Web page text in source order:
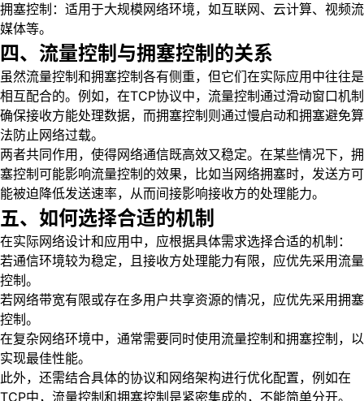
拥塞控制：适用于大规模网络环境，如互联网、云计算、视频流
媒体等。
四、流量控制与拥塞控制的关系
虽然流量控制和拥塞控制各有侧重，但它们在实际应用中往往是
相互配合的。例如，在TCP协议中，流量控制通过滑动窗口机制
确保接收方能处理数据，而拥塞控制则通过慢启动和拥塞避免算
法防止网络过载。
两者共同作用，使得网络通信既高效又稳定。在某些情况下，拥
塞控制可能影响流量控制的效果，比如当网络拥塞时，发送方可
能被迫降低发送速率，从而间接影响接收方的处理能力。
五、如何选择合适的机制
在实际网络设计和应用中，应根据具体需求选择合适的机制：
若通信环境较为稳定，且接收方处理能力有限，应优先采用流量
控制。
若网络带宽有限或存在多用户共享资源的情况，应优先采用拥塞
控制。
在复杂网络环境中，通常需要同时使用流量控制和拥塞控制，以
实现最佳性能。
此外，还需结合具体的协议和网络架构进行优化配置，例如在
TCP中，流量控制和拥塞控制是紧密集成的，不能简单分开。